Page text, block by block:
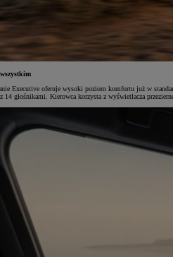
Executive oferuje wysoki poziom komfortu już w
głośnikami. Kierowca korzysta z wyświetlacza